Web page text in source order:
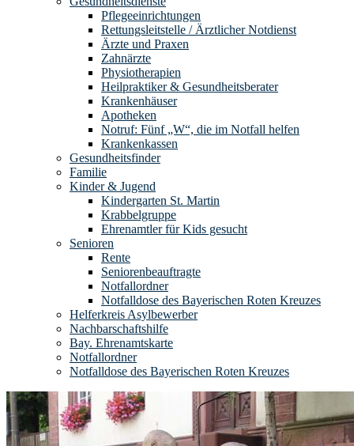
Pflegeeinrichtungen
Rettungsleitstelle / Ärztlicher Notdienst
Ärzte und Praxen
Zahnärzte
Physiotherapien
Heilpraktiker & Gesundheitsberater
Krankenhäuser
Apotheken
Notruf: Fünf „W“, die im Notfall helfen
Krankenkassen
Gesundheitsfinder
Familie
Kinder & Jugend
Kindergarten St. Martin
Krabbelgruppe
Ehrenamtler für Kids gesucht
Senioren
Rente
Seniorenbeauftragte
Notfallordner
Notfalldose des Bayerischen Roten Kreuzes
Helferkreis Asylbewerber
Nachbarschaftshilfe
Bay. Ehrenamtskarte
Notfallordner
Notfalldose des Bayerischen Roten Kreuzes